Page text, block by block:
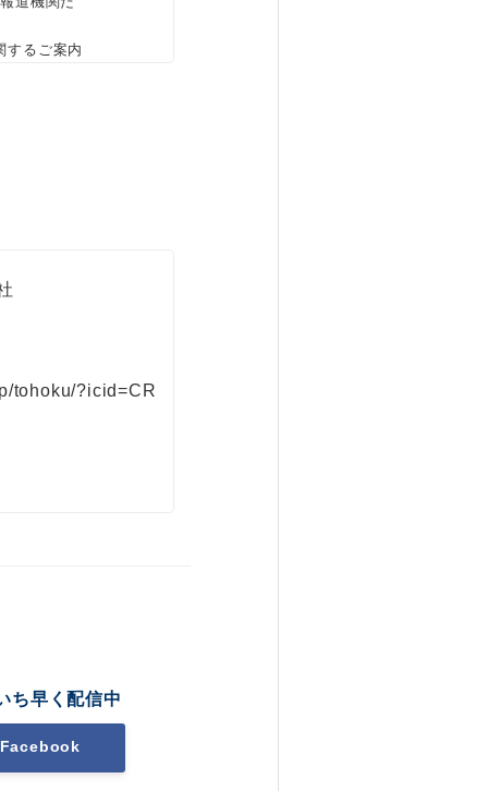
するご案内
tohoku/?icid=CR
ち早く配信中
Facebook